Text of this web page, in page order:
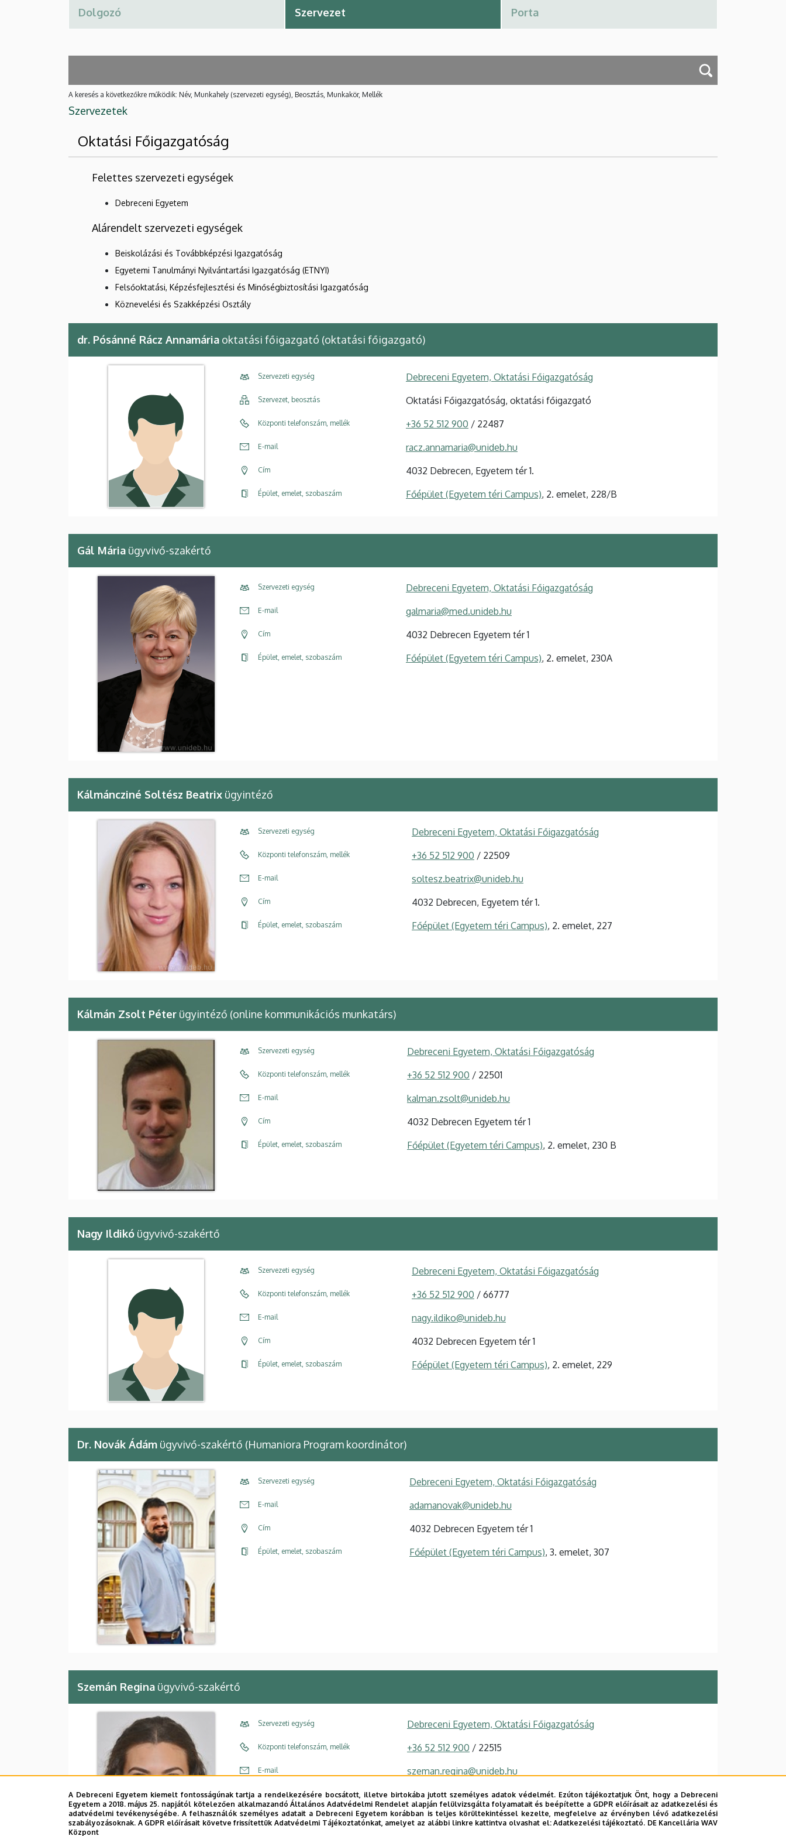
A keresés a következőkre működik: Név, Munkahely (szervezeti egység), Beosztás, Munkakör, Mellék
Szervezetek
Oktatási Főigazgatóság
Felettes szervezeti egységek
Debreceni Egyetem
Alárendelt szervezeti egységek
Beiskolázási és Továbbképzési Igazgatóság
Egyetemi Tanulmányi Nyilvántartási Igazgatóság (ETNYI)
Felsőoktatási, Képzésfejlesztési és Minőségbiztosítási Igazgatóság
Köznevelési és Szakképzési Osztály
dr. Pósánné Rácz Annamária oktatási főigazgató (oktatási főigazgató)
Szervezeti egység Debreceni Egyetem, Oktatási Főigazgatóság
Szervezet, beosztás Oktatási Főigazgatóság, oktatási főigazgató
Központi telefonszám, mellék +36 52 512 900 / 22487
E-mail racz.annamaria@unideb.hu
Cím 4032 Debrecen, Egyetem tér 1.
Épület, emelet, szobaszám Főépület (Egyetem téri Campus), 2. emelet, 228/B
Gál Mária ügyvivő-szakértő
Szervezeti egység Debreceni Egyetem, Oktatási Főigazgatóság
E-mail galmaria@med.unideb.hu
Cím 4032 Debrecen Egyetem tér 1
Épület, emelet, szobaszám Főépület (Egyetem téri Campus), 2. emelet, 230A
Kálmáncziné Soltész Beatrix ügyintéző
Szervezeti egység Debreceni Egyetem, Oktatási Főigazgatóság
Központi telefonszám, mellék +36 52 512 900 / 22509
E-mail soltesz.beatrix@unideb.hu
Cím 4032 Debrecen, Egyetem tér 1.
Épület, emelet, szobaszám Főépület (Egyetem téri Campus), 2. emelet, 227
Kálmán Zsolt Péter ügyintéző (online kommunikációs munkatárs)
Szervezeti egység Debreceni Egyetem, Oktatási Főigazgatóság
Központi telefonszám, mellék +36 52 512 900 / 22501
E-mail kalman.zsolt@unideb.hu
Cím 4032 Debrecen Egyetem tér 1
Épület, emelet, szobaszám Főépület (Egyetem téri Campus), 2. emelet, 230 B
Nagy Ildikó ügyvivő-szakértő
Szervezeti egység Debreceni Egyetem, Oktatási Főigazgatóság
Központi telefonszám, mellék +36 52 512 900 / 66777
E-mail nagy.ildiko@unideb.hu
Cím 4032 Debrecen Egyetem tér 1
Épület, emelet, szobaszám Főépület (Egyetem téri Campus), 2. emelet, 229
Dr. Novák Ádám ügyvivő-szakértő (Humaniora Program koordinátor)
Szervezeti egység Debreceni Egyetem, Oktatási Főigazgatóság
E-mail adamanovak@unideb.hu
Cím 4032 Debrecen Egyetem tér 1
Épület, emelet, szobaszám Főépület (Egyetem téri Campus), 3. emelet, 307
Szemán Regina ügyvivő-szakértő
Szervezeti egység Debreceni Egyetem, Oktatási Főigazgatóság
Központi telefonszám, mellék +36 52 512 900 / 22515
E-mail szeman.regina@unideb.hu
Cím 4032 Debrecen Egyetem tér 1
Épület, emelet, szobaszám Főépület (Egyetem téri Campus), 2. emelet, 230 A
A Debreceni Egyetem kiemelt fontosságúnak tartja a rendelkezésére bocsátott, illetve birtokába jutott személyes adatok védelmét. Ezúton tájékoztatjuk Önt, hogy a Debreceni
Egyetem a 2018. május 25. napjától kötelezően alkalmazandó Általános Adatvédelmi Rendelet alapján felülvizsgálta folyamatait és beépítette a GDPR előírásait az adatkezelési és
adatvédelmi tevékenységébe. A felhasználók személyes adatait a Debreceni Egyetem korábban is teljes körültekintéssel kezelte, megfelelve az érvényben lévő adatkezelési
szabályozásoknak. A GDPR előírásait követve frissítettük Adatvédelmi Tájékoztatónkat, amelyet az alábbi linkre kattintva olvashat el:Adatkezelési tájékoztató. DE Kancellária WAV
Központ